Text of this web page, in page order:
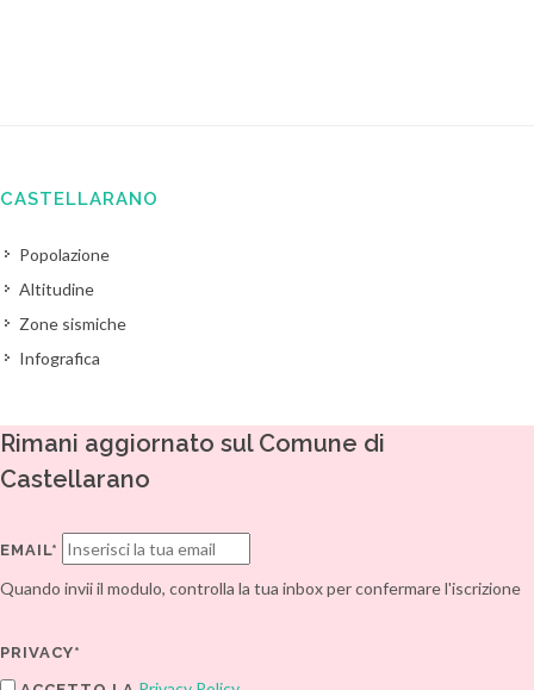
CASTELLARANO
Popolazione
Altitudine
Zone sismiche
Infografica
Rimani aggiornato sul Comune di
Castellarano
EMAIL*
Quando invii il modulo, controlla la tua inbox per confermare l'iscrizione
PRIVACY*